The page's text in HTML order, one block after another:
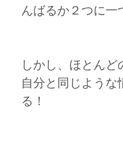
んばるか２つに一
しかし、ほとん
自分と同じような
る！